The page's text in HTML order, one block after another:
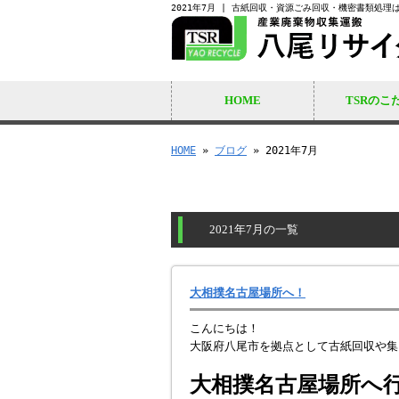
2021年7月 | 古紙回収・資源ごみ回収・機密書類処理
HOME TSRのこ
HOME » ブログ » 2021年7月
2021年7月の一覧
大相撲名古屋場所へ！
こんにちは！
大阪府八尾市を拠点として古紙回収や
大相撲名古屋場所へ